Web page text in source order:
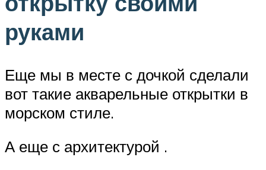
руками
Еще мы в месте с дочкой сделали
вот такие акварельные открытки в
морском стиле.
А еще с архитектурой .